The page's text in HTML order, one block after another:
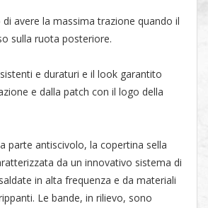
avere la massima trazione quando il
sulla ruota posteriore.
e duraturi e il look garantito
e dalla patch con il logo della
parte antiscivolo, la copertina sella
da un innovativo sistema di
in alta frequenza e da materiali
Le bande, in rilievo, sono